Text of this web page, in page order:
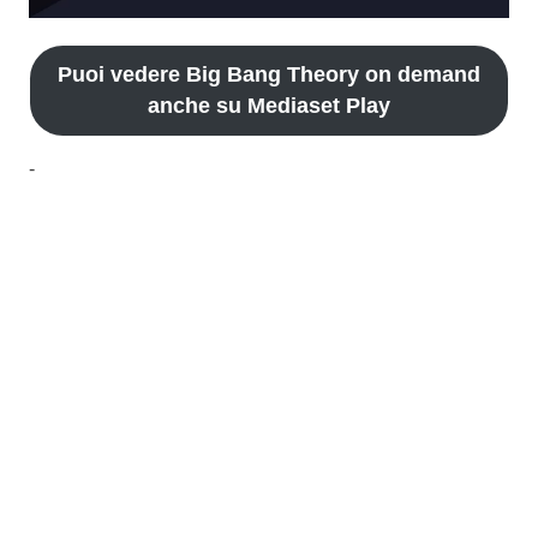
Puoi vedere Big Bang Theory on demand
anche su Mediaset Play
-